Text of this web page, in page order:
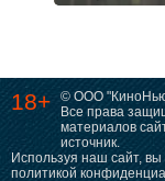
18+ © ООО
Все права
материалов
источник.
Используя наш сайт,
политикой